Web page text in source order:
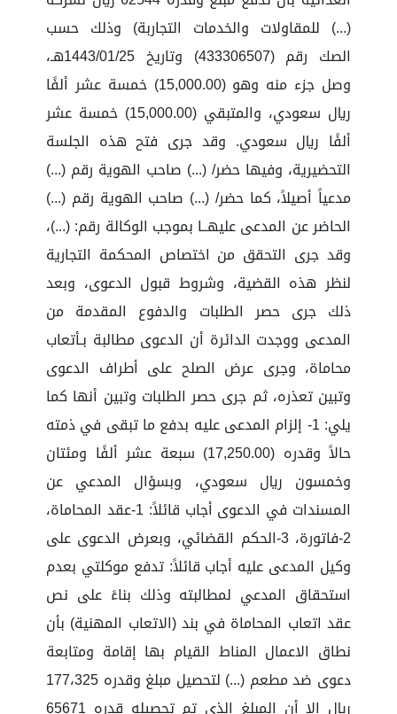
(...) للمقاولات والخدمات التجاربة) وذلك حسب
الصك رقم (433306507) وتاريخ 1443/01/25هـ،
وصل جزء منه وهو (15,000.00) خمسة عشر ألفًا
ريال سعودي، والمتبقي (15,000.00) خمسة عشر
ألفًا ريال سعودي. وقد جرى فتح هذه الجلسة
التحضيرية، وفيها حضر/ (...) صاحب الهوية رقم (...)
مدعياً أصيلاً، كما حضر/ (...) صاحب الهوية رقم (...)
الحاضر عن المدعى عليهــا بموجب الوكالة رقم: (...)،
وقد جرى التحقق من اختصاص المحكمة التجارية
لنظر هذه القضية، وشروط قبول الدعوى، وبعد
ذلك جرى حصر الطلبات والدفوع المقدمة من
المدعى ووجدت الدائرة أن الدعوى مطالبة بـأتعاب
محاماة، وجرى عرض الصلح على أطراف الدعوى
وتبين تعذره، ثم جرى حصر الطلبات وتبين أنها كما
يلي: 1- إلزام المدعى عليه بدفع ما تبقى في ذمته
حالاً وقدره (17,250.00) سبعة عشر ألفًا ومئتان
وخمسون ريال سعودي، وبسؤال المدعي عن
المسندات في الدعوى أجاب قائلاً: 1-عقد المحاماة،
2-فاتورة، 3-الحكم القضائي، وبعرض الدعوى على
وكيل المدعى عليه أجاب قائلاً: تدفع موكلتي بعدم
استحقاق المدعي لمطالبته وذلك بناءً على نص
عقد اتعاب المحاماة في بند (الاتعاب المهنية) بأن
نطاق الاعمال المناط القيام بها إقامة ومتابعة
دعوى ضد مطعم (...) لتحصيل مبلغ وقدره 177،325
ريال إلا أن المبلغ الذي تم تحصيله قدره 65671